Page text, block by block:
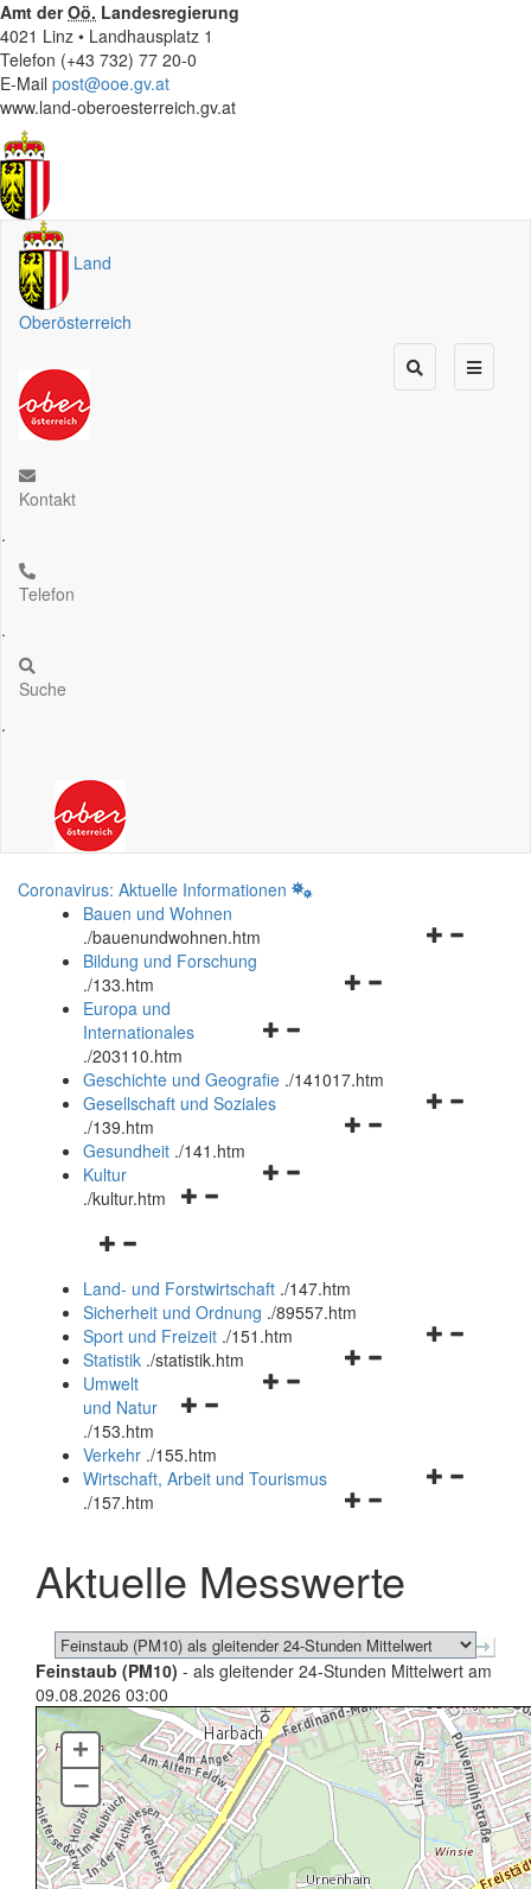
Amt derOö. Landesregierung
4021 Linz • Landhausplatz 1
Telefon (+43 732) 77 20-0
E-Mail post@ooe.gv.at
www.land-oberoesterreich.gv.at
Land
Oberösterreich
Kontakt
.
Telefon
.
Suche
.
Coronavirus: Aktuelle Informationen
Bauen und Wohnen
./bauenundwohnen.htm
Navigationsmenü
Bildung und Forschung
./133.htm
Navigationsmenü
und
schließen
Europa und
Internationales
./203110.htm
Geschichte und Geografie ./141017.htm
Navigationsmenü
Gesellschaft und Soziales
./139.htm
Navigationsmenü
Gesundheit ./141.htm
Navigationsmenü
Kultur
./kultur.htm
Navigationsmenü
und
schließen
Land- und Forstwirtschaft ./147.htm
Sicherheit und Ordnung ./89557.htm
Navigationsmenü
Sport und Freizeit ./151.htm
Navigationsmenü
Statistik ./statistik.htm
Navigationsmenü
und
schließen
Umwelt
und Natur
./153.htm
Verkehr ./155.htm
Navigationsmenü
schließen
Wirtschaft, Arbeit und Tourismus
./157.htm
Aktuelle Messwerte
Feinstaub (PM10) - als gleitender 24-Stunden Mittelwert am
09.08.2026 03:00
+
–